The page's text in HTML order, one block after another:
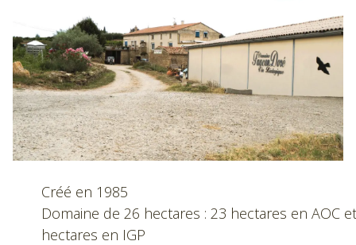
Créé en 1985
Domaine de 26 hectares : 23 hectares en AOC
hectares en IGP